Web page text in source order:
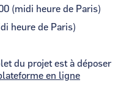
(midi heure de Paris)
heure de Paris)
du projet est à déposer
en ligne